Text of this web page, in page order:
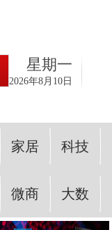
星期一
2026年8月10日
家居 科技
微商 大数